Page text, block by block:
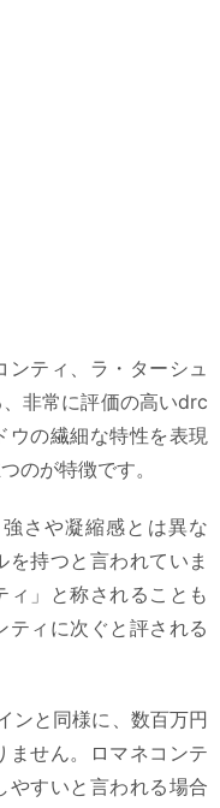
ティ、ラ・ターシュ
非常に評価の高いdrc
ウの繊細な特性を表現
のが特徴です。
さや凝縮感とは異な
を持つと言われていま
ィ」と称されることも
ティに次ぐと評される
ンと同様に、数百万円
ません。ロマネコンテ
やすいと言われる場合